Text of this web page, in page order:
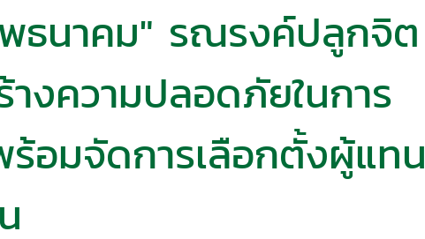
ธนาคม"​ รณรง​ค์ปลูกจิต
งความปลอดภัยในการ
ร้อมจัดการเลือกตั้ง​ผู้แทน